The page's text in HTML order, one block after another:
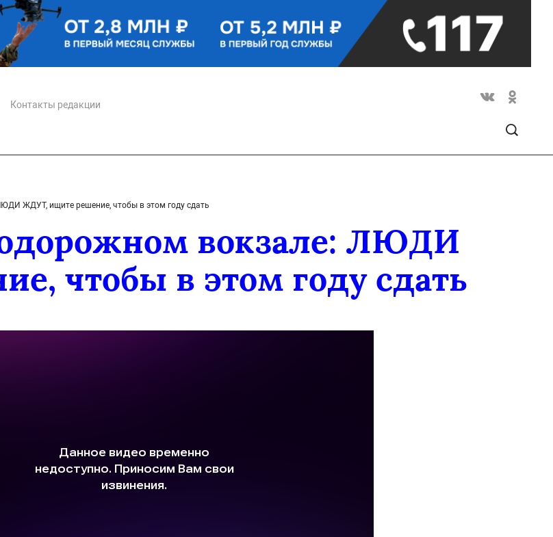
Контакты редакции
ЖДУТ, ищите решение, чтобы в этом году сдать
вокзале: ЛЮДИ
чтобы в этом году сдать